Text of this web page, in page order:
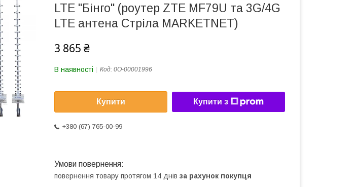
LTE "Бінго" (роутер ZTE MF79U та 3G/4G
LTE антена Стріла MARKETNET)
3 865 ₴
В наявності Код: 0О-00001996
Купити Купити з
+380 (67) 765-00-99
повернення товару протягом 14 днів за рахунок покупця